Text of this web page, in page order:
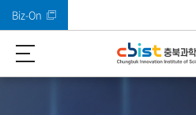
Biz-On